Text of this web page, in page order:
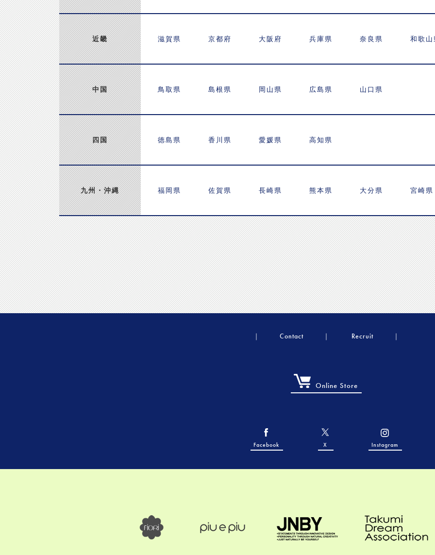
近畿 滋賀県 京都府 大阪府 兵庫県 奈良県 和歌山
中国 鳥取県 島根県 岡山県 広島県 山口県
四国 徳島県 香川県 愛媛県 高知県
九州・沖縄 福岡県 佐賀県 長崎県 熊本県 大分県 宮崎県
Contact Recruit
Online Store
Facebook X Instagram